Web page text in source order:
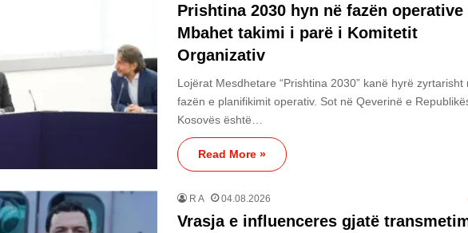
Prishtina 2030 hyn në fazën operative
Mbahet takimi i parë i Komitetit
Organizativ
Lojërat Mesdhetare “Prishtina 2030” kanë hyrë zyrtarisht
fazën e planifikimit operativ. Sot në Qeverinë e
Kosovës është…
Read More »
R A 04.08.2026
Vrasja e influenceres gjatë